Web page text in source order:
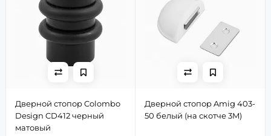
Дверной стопор Colombo
Design CD412 черный
матовый
Дверной стопор Amig 403-
50 белый (на скотче 3M)